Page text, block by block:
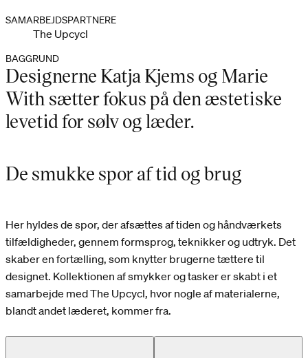
SAMARBEJDSPARTNERE
The Upcycl
BAGGRUND
Designerne Katja Kjems og Marie
With sætter fokus på den æstetiske
levetid for sølv og læder.
De smukke spor af tid og brug
Her hyldes de spor, der afsættes af tiden og håndværkets
tilfældigheder, gennem formsprog, teknikker og udtryk. Det
skaber en fortælling, som knytter brugerne tættere til
designet. Kollektionen af smykker og tasker er skabt i et
samarbejde med The Upcycl, hvor nogle af materialerne,
blandt andet læderet, kommer fra.